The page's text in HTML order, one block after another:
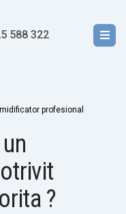
588 322
profesional
?